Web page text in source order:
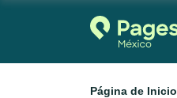
Página de Inicio